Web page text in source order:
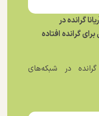
گرانده در
گرانده افتاده
در شبکه‌های